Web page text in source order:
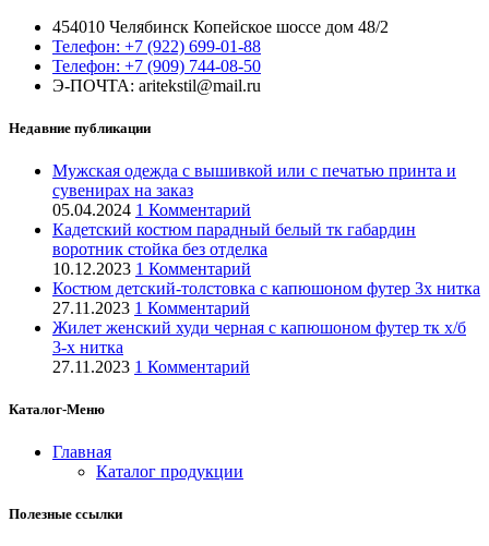
454010 Челябинск Копейское шоссе дом 48/2
Телефон: +7 (922) 699-01-88
Телефон: +7 (909) 744-08-50
Э-ПОЧТА: aritekstil@mail.ru
Недавние публикации
Мужская одежда с вышивкой или с печатью принта и
сувенирах на заказ
05.04.2024 1 Комментарий
Кадетский костюм парадный белый тк габардин
воротник стойка без отделка
10.12.2023 1 Комментарий
Костюм детский-толстовка с капюшоном футер 3х нитка
27.11.2023 1 Комментарий
Жилет женский худи черная с капюшоном футер тк х/б
3-х нитка
27.11.2023 1 Комментарий
Каталог-Меню
Главная
Каталог продукции
Полезные ссылки